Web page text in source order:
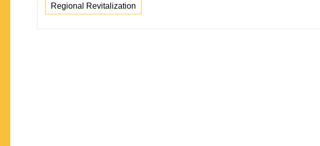
Regional Revitalization